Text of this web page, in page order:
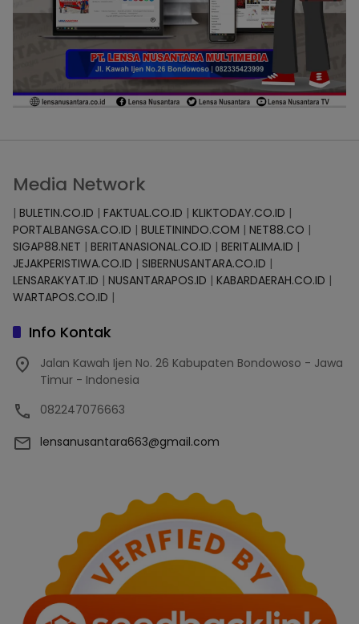
Media Network
| BULETIN.CO.ID | FAKTUAL.CO.ID | KLIKTODAY.CO.ID |
PORTALBANGSA.CO.ID | BULETININDO.COM | NET88.CO |
SIGAP88.NET | BERITANASIONAL.CO.ID | BERITALIMA.ID |
JEJAKPERISTIWA.CO.ID | SIBERNUSANTARA.CO.ID |
LENSARAKYAT.ID | NUSANTARAPOS.ID | KABARDAERAH.CO.ID |
WARTAPOS.CO.ID |
Info Kontak
Jalan Kawah Ijen No. 26 Kabupaten Bondowoso - Jawa
Timur - Indonesia
082247076663
lensanusantara663@gmail.com